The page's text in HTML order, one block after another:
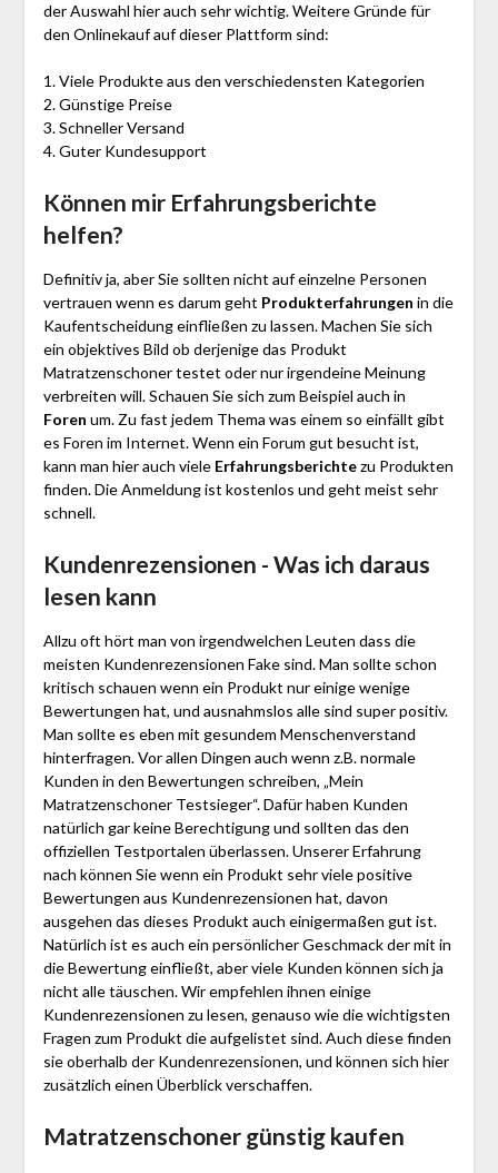
der Auswahl hier auch sehr wichtig. Weitere Gründe für
den Onlinekauf auf dieser Plattform sind:
1. Viele Produkte aus den verschiedensten Kategorien
2. Günstige Preise
3. Schneller Versand
4. Guter Kundesupport
Können mir Erfahrungsberichte
helfen?
Definitiv ja, aber Sie sollten nicht auf einzelne Personen
vertrauen wenn es darum geht Produkterfahrungen in die
Kaufentscheidung einfließen zu lassen. Machen Sie sich
ein objektives Bild ob derjenige das Produkt
Matratzenschoner testet oder nur irgendeine Meinung
verbreiten will. Schauen Sie sich zum Beispiel auch in
Foren um. Zu fast jedem Thema was einem so einfällt gibt
es Foren im Internet. Wenn ein Forum gut besucht ist,
kann man hier auch viele Erfahrungsberichtezu Produkten
finden. Die Anmeldung ist kostenlos und geht meist sehr
schnell.
Kundenrezensionen - Was ich daraus
lesen kann
Allzu oft hört man von irgendwelchen Leuten dass die
meisten Kundenrezensionen Fake sind. Man sollte schon
kritisch schauen wenn ein Produkt nur einige wenige
Bewertungen hat, und ausnahmslos alle sind super positiv.
Man sollte es eben mit gesundem Menschenverstand
hinterfragen. Vor allen Dingen auch wenn z.B. normale
Kunden in den Bewertungen schreiben, „Mein
Matratzenschoner Testsieger“. Dafür haben Kunden
natürlich gar keine Berechtigung und sollten das den
offiziellen Testportalen überlassen. Unserer Erfahrung
nach können Sie wenn ein Produkt sehr viele positive
Bewertungen aus Kundenrezensionen hat, davon
ausgehen das dieses Produkt auch einigermaßen gut ist.
Natürlich ist es auch ein persönlicher Geschmack der mit in
die Bewertung einfließt, aber viele Kunden können sich ja
nicht alle täuschen. Wir empfehlen ihnen einige
Kundenrezensionen zu lesen, genauso wie die wichtigsten
Fragen zum Produkt die aufgelistet sind. Auch diese finden
sie oberhalb der Kundenrezensionen, und können sich hier
zusätzlich einen Überblick verschaffen.
Matratzenschoner günstig kaufen